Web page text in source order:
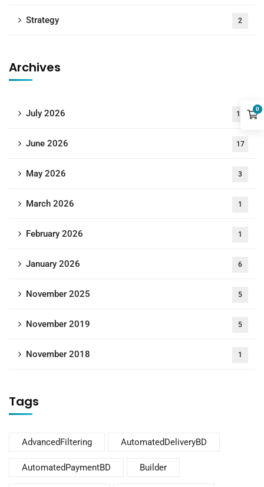
Strategy 2
Archives
July 2026 18
June 2026 17
May 2026 3
March 2026 1
February 2026 1
January 2026 6
November 2025 5
November 2019 5
November 2018 1
Tags
AdvancedFiltering AutomatedDeliveryBD
AutomatedPaymentBD Builder
0